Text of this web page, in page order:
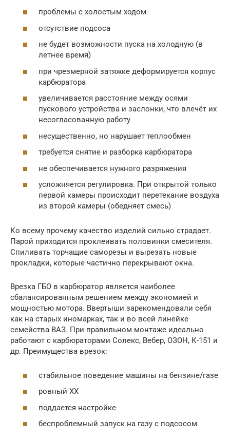
проблемы с холостым ходом
отсутствие подсоса
не будет возможности пуска на холодную (в
летнее время)
при чрезмерной затяжке деформируется корпус
карбюратора
увеличивается расстояние между осями
пускового устройства и заслонки, что влечёт их
несогласованную работу
несущественно, но нарушает теплообмен
требуется снятие и разборка карбюратора
не обеспечивается нужного разряжения
усложняется регулировка. При открытой только
первой камеры происходит перетекание воздуха
из второй камеры (обедняет смесь)
Ко всему прочему качество изделий сильно страдает.
Парой приходится проклеивать половинки смесителя.
Спиливать торчащие саморезы и вырезать новые
прокладки, которые частично перекрывают окна.
Врезка ГБО в карбюратор является наиболее
сбалансированным решением между экономией и
мощностью мотора. Ввертыши зарекомендовали себя
как на старых иномарках, так и во всей линейке
семейства ВАЗ. При правильном монтаже идеально
работают с карбюраторами Солекс, Вебер, ОЗОН, К-151 и
др. Преимущества врезок:
стабильное поведение машины на бензине/газе
ровный ХХ
поддается настройке
беспроблемный запуск на газу с подсосом